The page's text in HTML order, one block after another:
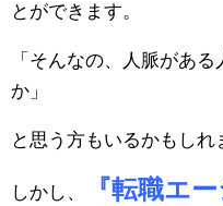
とができます。
「そんなの、人脈があ
か」
と思う方もいるかもしれ
しかし、
『転職エ